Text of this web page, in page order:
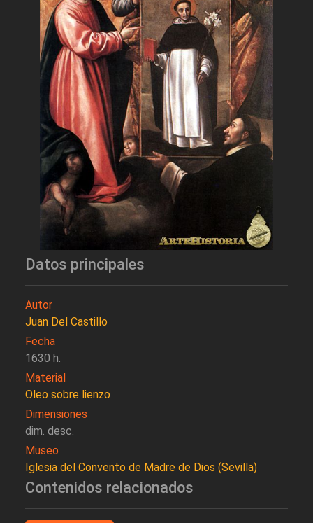
Datos principales
Autor
Juan Del Castillo
Fecha
1630 h.
Material
Oleo sobre lienzo
Dimensiones
dim. desc.
Museo
Iglesia del Convento de Madre de Dios (Sevilla)
Contenidos relacionados